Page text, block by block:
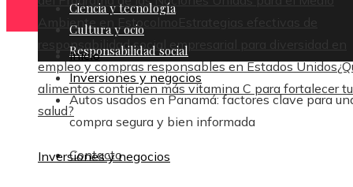
Ambiente en Estocolmo Estrategias efectivas de
responsabilidad social empresarial para diversidad en
empleo y compras responsables en Estados Unidos
alimentos contienen más vitamina C para fortalecer tu
salud?
Contacto
Ciencia y tecnología
Cultura y ocio
Responsabilidad social
Inicio
Inversiones y negocios
Autos usados en Panamá: factores clave para
compra segura y bien informada
Inversiones y negocios